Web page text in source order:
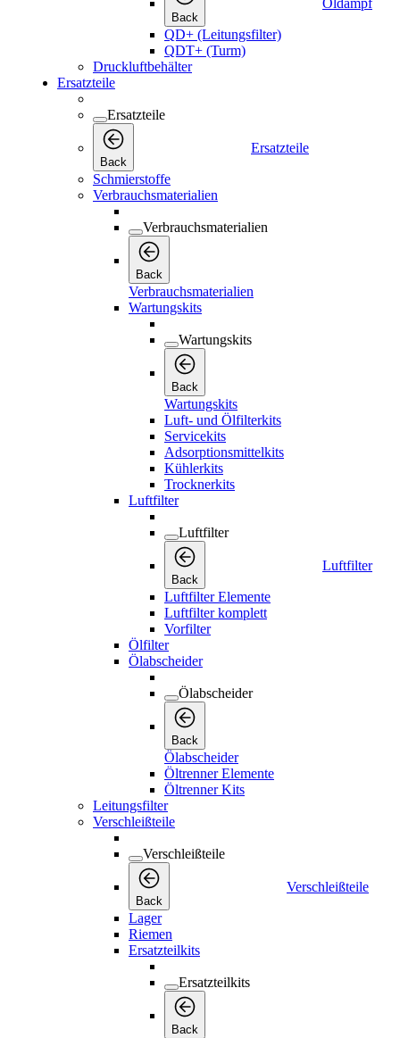
Back
Öldampf
QD+ (Leitungsfilter)
QDT+ (Turm)
Druckluftbehälter
Ersatzteile
Ersatzteile
Back
Ersatzteile
Schmierstoffe
Verbrauchsmaterialien
Verbrauchsmaterialien
Back
Verbrauchsmaterialien
Wartungskits
Wartungskits
Back
Wartungskits
Luft- und Ölfilterkits
Servicekits
Adsorptionsmittelkits
Kühlerkits
Trocknerkits
Luftfilter
Luftfilter
Back
Luftfilter
Luftfilter Elemente
Luftfilter komplett
Vorfilter
Ölfilter
Ölabscheider
Ölabscheider
Back
Ölabscheider
Öltrenner Elemente
Öltrenner Kits
Leitungsfilter
Verschleißteile
Verschleißteile
Back
Verschleißteile
Lager
Riemen
Ersatzteilkits
Ersatzteilkits
Back